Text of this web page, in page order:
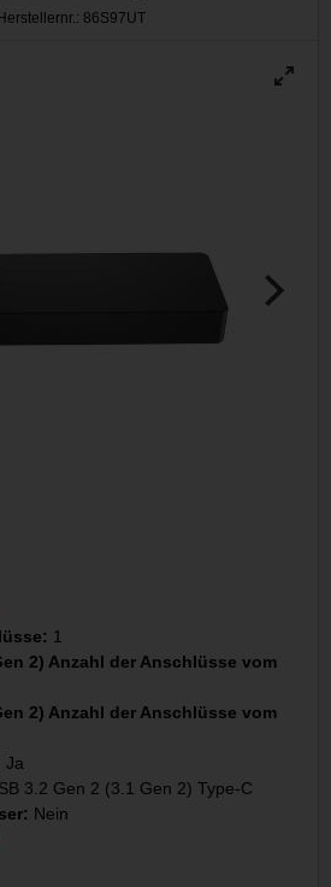
86S97UT
1
2) Anzahl der Anschlüsse vom
2) Anzahl der Anschlüsse vom
Ja
3.2 Gen 2 (3.1 Gen 2) Type-C
Nein